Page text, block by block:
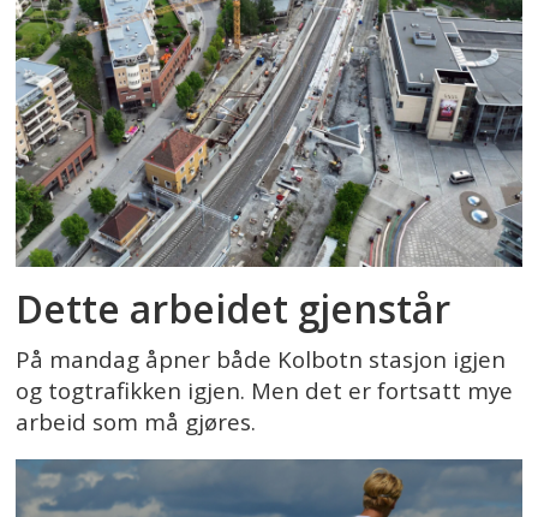
Dette arbeidet gjenstår
På mandag åpner både Kolbotn stasjon igjen
og togtrafikken igjen. Men det er fortsatt mye
arbeid som må gjøres.